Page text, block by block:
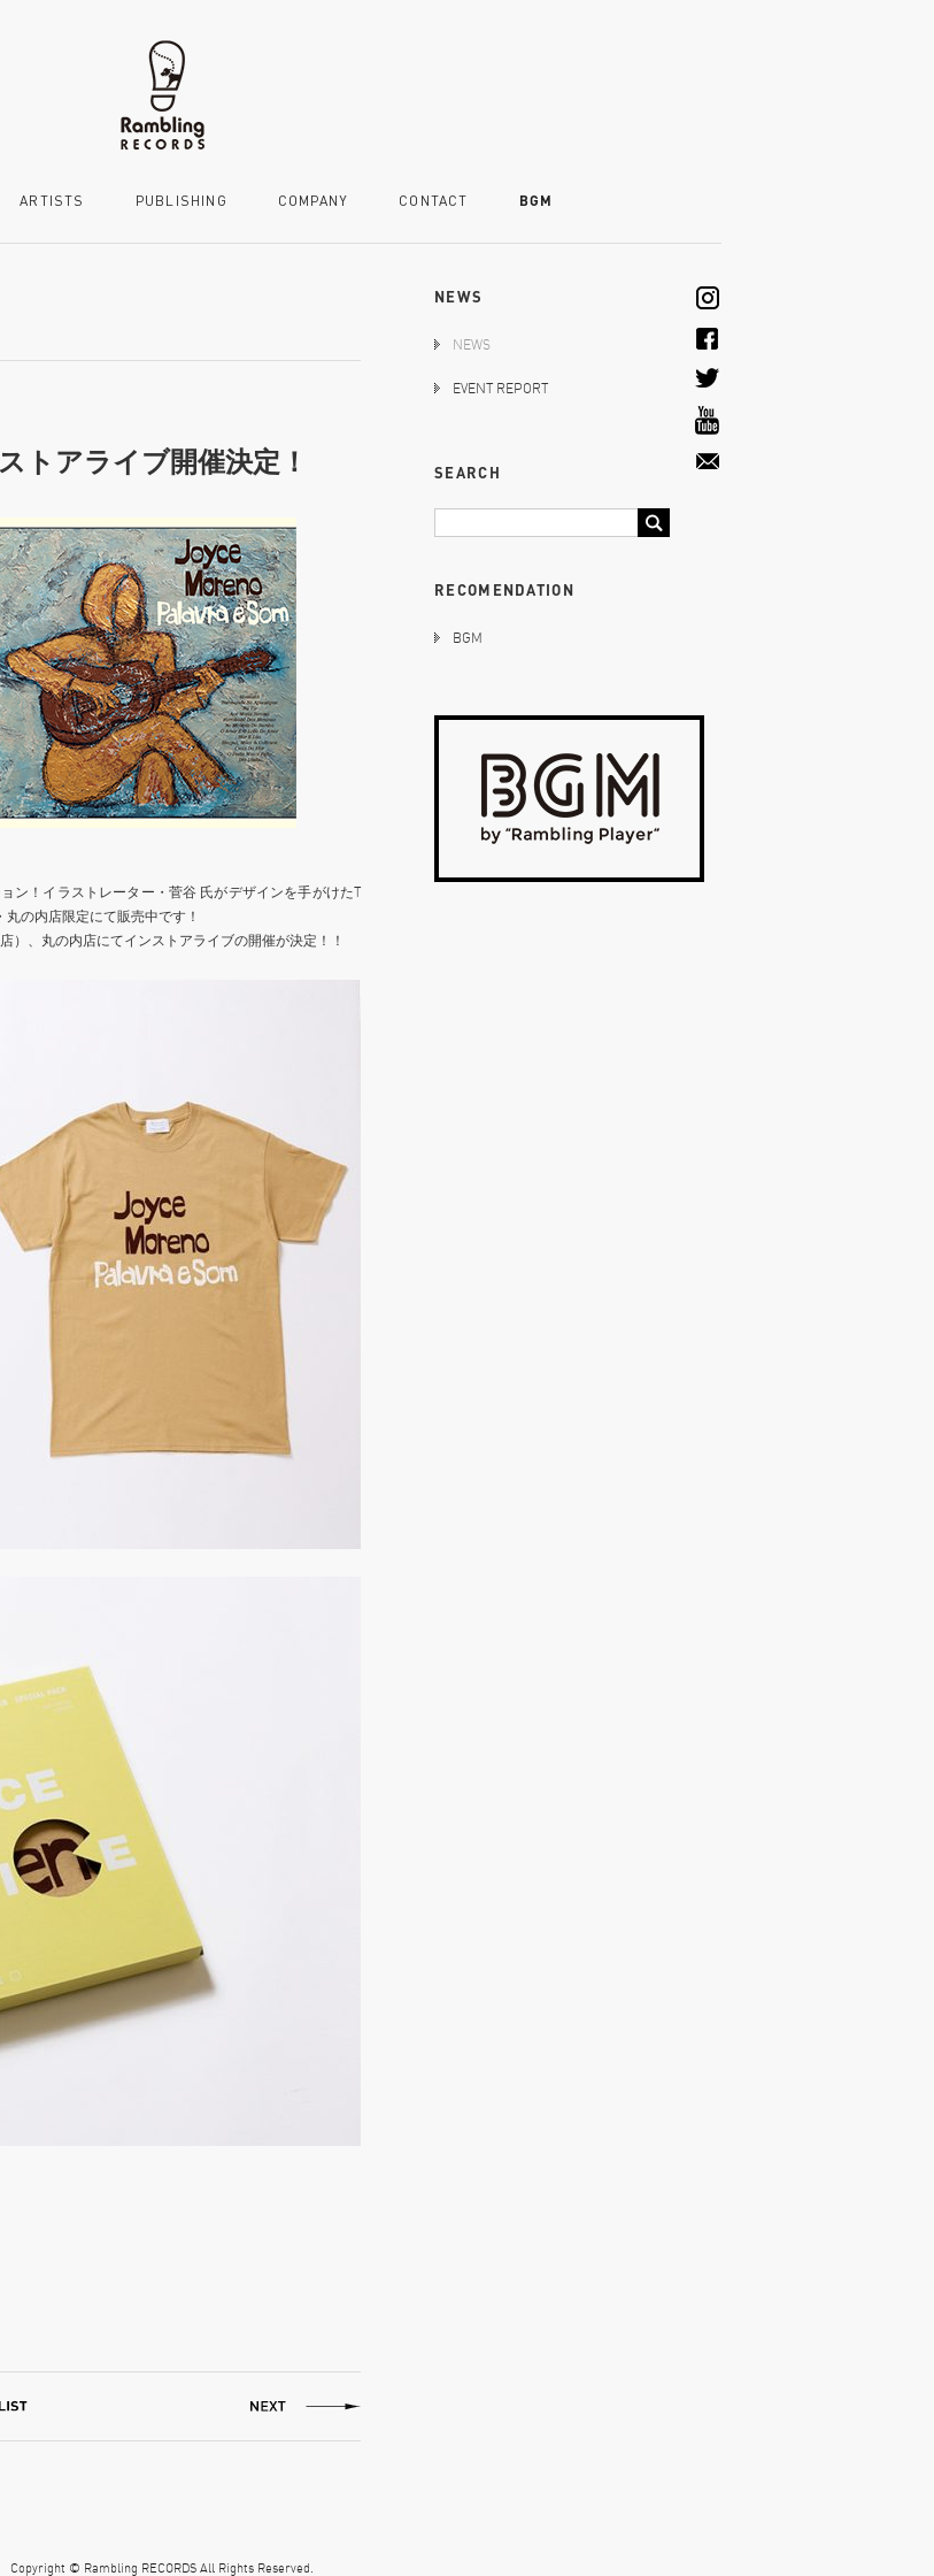
ARTISTS PUBLISHING COMPANY CONTACT BGM
トアライブ開催決定！
ン！イラストレーター・菅谷 氏がデザインを手がけたT
の内店限定にて販売中です！
）、丸の内店にてインストアライブの開催が決定！！
NEWS
NEWS
EVENT REPORT
SEARCH
RECOMENDATION
BGM
Copyright © Rambling RECORDS All Rights Reserved.